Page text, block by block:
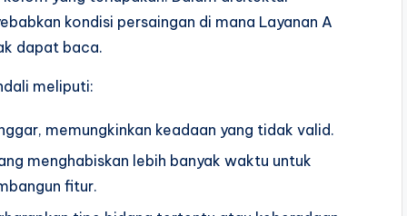
kondisi persaingan di mana Layanan A
dapat baca.
meliputi:
memungkinkan keadaan yang tidak valid.
menghabiskan lebih banyak waktu untuk
fitur.